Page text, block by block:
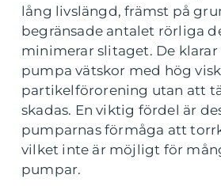
lång livslängd, främst på
begränsade antalet rörliga
minimerar slitaget. De klarar
pumpa vätskor med hög
partikelförorening utan att
skadas. En viktig fördel är
pumparnas förmåga att
vilket inte är möjligt för
pumpar.